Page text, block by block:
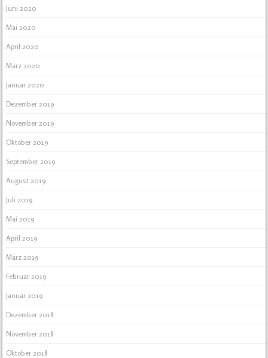
Juni 2020
Mai 2020
April 2020
März 2020
Januar 2020
Dezember 2019
November 2019
Oktober 2019
September 2019
August 2019
Juli 2019
Mai 2019
April 2019
März 2019
Februar 2019
Januar 2019
Dezember 2018
November 2018
Oktober 2018